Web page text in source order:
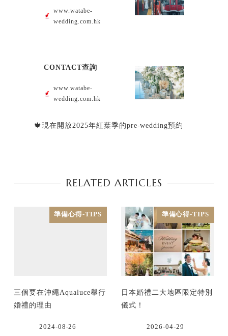
www.watabe-
wedding.com.hk
CONTACT查詢
www.watabe-
wedding.com.hk
🍁現在開放2025年紅葉季的pre-wedding預約
RELATED ARTICLES
準備心得-TIPS
三個要在沖繩Aqualuce舉行
婚禮的理由
2024-08-26
準備心得-TIPS
日本婚禮二大地區限定特別
儀式！
2026-04-29